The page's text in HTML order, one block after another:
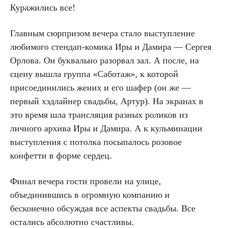
Куражились все!
Главным сюрпризом вечера стало выступление
любимого стендап-комика Иры и Дамира — Сергея
Орлова. Он буквально разорвал зал. А после, на
сцену вышла группа «Саботаж», к которой
присоединились жених и его шафер (он же —
первый хэдлайнер свадьбы, Артур). На экранах в
это время шла трансляция разных роликов из
личного архива Иры и Дамира. А к кульминации
выступления с потолка посыпалось розовое
конфетти в форме сердец.
Финал вечера гости провели на улице,
объединившись в огромную компанию и
бесконечно обсуждая все аспекты свадьбы. Все
остались абсолютно счастливы.